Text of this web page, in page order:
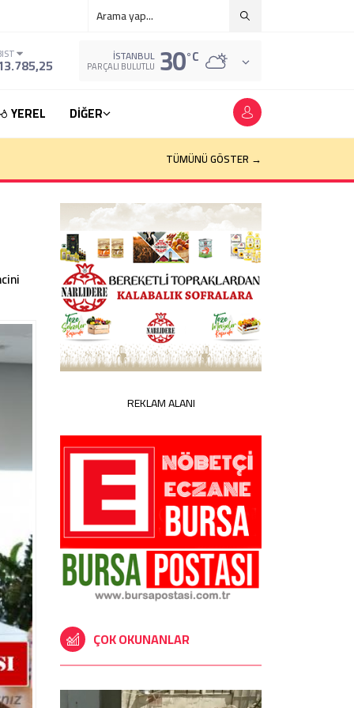
İSTANBUL
PARÇALI BULUTLU 30°C
YEREL
DİĞER
TÜMÜNÜ GÖSTER →
REKLAM ALANI
ÇOK OKUNANLAR